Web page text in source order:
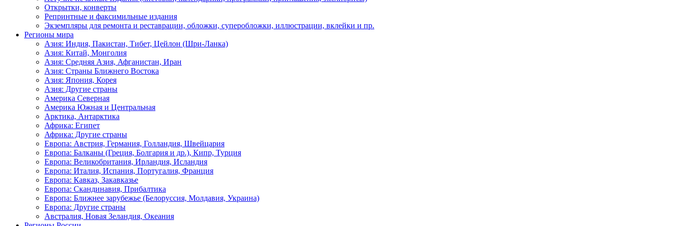
Открытки, конверты
Репринтные и факсимильные издания
Экземпляры для ремонта и реставрации, обложки, суперобложки, иллюстрации, вклейки и пр.
Регионы мира
Азия: Индия, Пакистан, Тибет, Цейлон (Шри-Ланка)
Азия: Китай, Монголия
Азия: Средняя Азия, Афганистан, Иран
Азия: Страны Ближнего Востока
Азия: Япония, Корея
Азия: Другие страны
Америка Северная
Америка Южная и Центральная
Арктика, Антарктика
Африка: Египет
Африка: Другие страны
Европа: Австрия, Германия, Голландия, Швейцария
Европа: Балканы (Греция, Болгария и др.), Кипр, Турция
Европа: Великобритания, Ирландия, Исландия
Европа: Италия, Испания, Португалия, Франция
Европа: Кавказ, Закавказье
Европа: Скандинавия, Прибалтика
Европа: Ближнее зарубежье (Белоруссия, Молдавия, Украина)
Европа: Другие страны
Австралия, Новая Зеландия, Океания